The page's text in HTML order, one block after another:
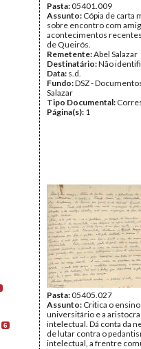
6
Pasta:05401.009
Assunto: Cópia de carta
sobre encontro com
acontecimentos
de Queirós.
Remetente:Abel Salazar
Destinatário:Não
Data: s.d.
Fundo:DSZ -
Salazar
Tipo Documental:
Página(s): 1
Pasta:05405.027
Assunto: Critica o ensino
universitário e a
intelectual. Dá conta da
de lutar contra o
intelectual, a frentre